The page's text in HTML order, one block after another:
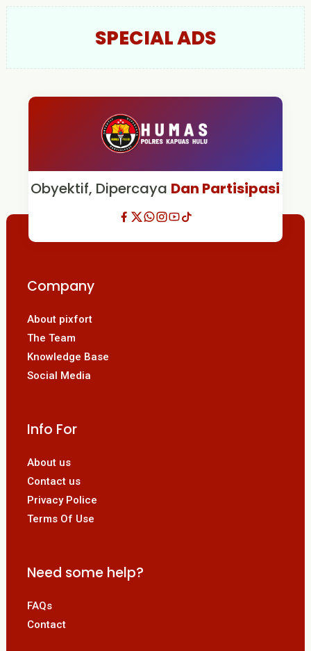
SPECIAL ADS
Obyektif, Dipercaya Dan Partisipasi
Company
About pixfort
The Team
Knowledge Base
Social Media
Info For
About us
Contact us
Privacy Police
Terms Of Use
Need some help?
FAQs
Contact